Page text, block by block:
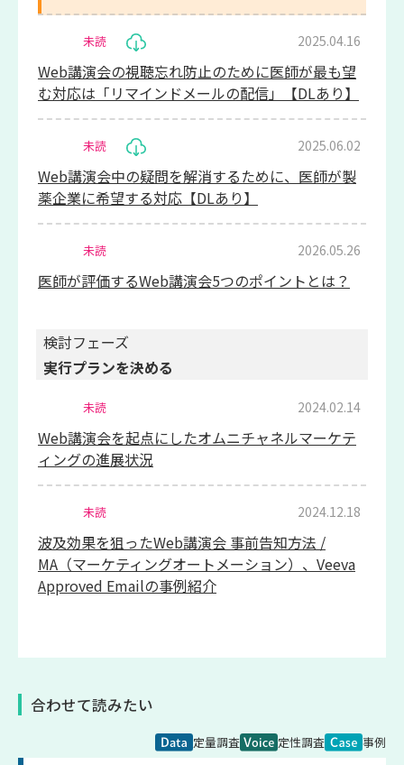
未読
Web講演会の視聴忘れ防止のために医師が最も望
む対応は「リマインドメールの配信」【DLあり】
2025.04.16
未読
Web講演会中の疑問を解消するために、医師が製
薬企業に希望する対応【DLあり】
2025.06.02
未読
医師が評価するWeb講演会5つのポイントとは？
2026.05.26
検討フェーズ
実行プランを決める
未読
Web講演会を起点にしたオムニチャネルマーケテ
ィングの進展状況
2024.02.14
未読
波及効果を狙ったWeb講演会 事前告知方法 /
MA（マーケティングオートメーション）、Veeva
Approved Emailの事例紹介
2024.12.18
合わせて読みたい
定量調査 定性調査 事例